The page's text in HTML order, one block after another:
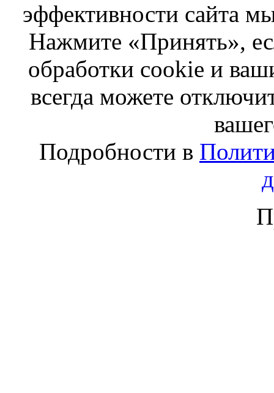
эффективности сайта
Нажмите «Принять»,
обработки cookie и
всегда можете
Подробности в